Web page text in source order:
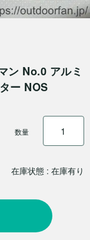
ン No.0 アルミ
ー NOS
在庫状態 : 在庫有り
数量